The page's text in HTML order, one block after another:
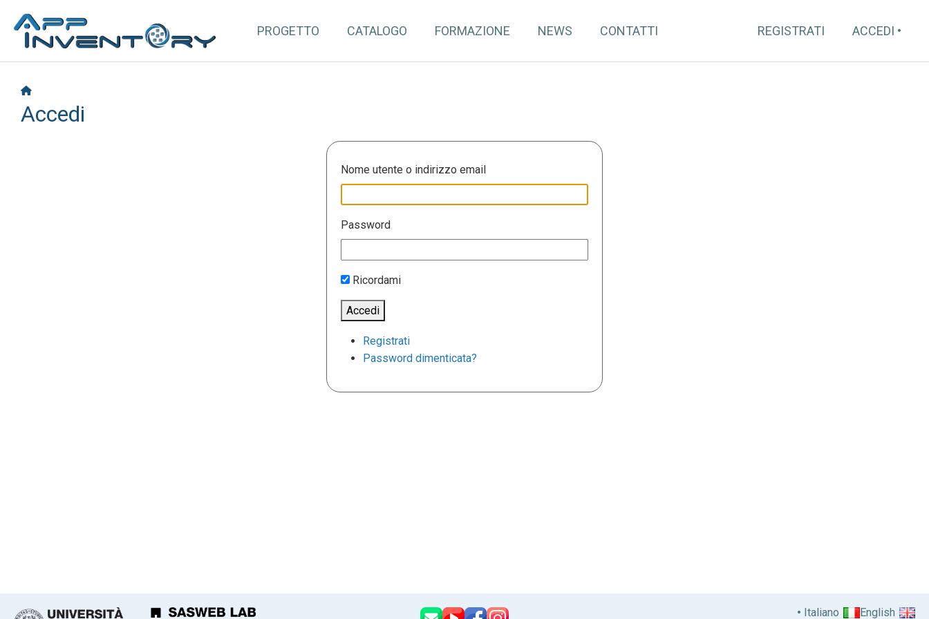
PROGETTO CATALOGO FORMAZIONE NEWS CONTATTI REGISTRATI ACCEDI
Accedi
Nome utente o indirizzo email
Password
Ricordami
Accedi
Registrati
Password dimenticata?
Italiano English